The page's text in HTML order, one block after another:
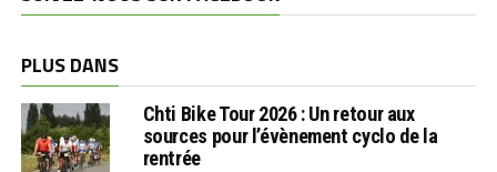
PLUS DANS
Chti Bike Tour 2026 : Un retour aux
sources pour l’évènement cyclo de la
rentrée